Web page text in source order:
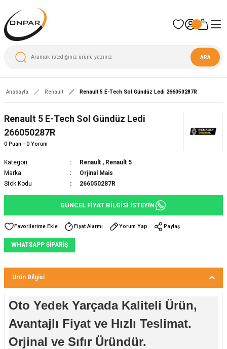
ARA
Anasayfa Renault Renault 5 E-Tech Sol Gündüz Ledi 266050287R
Renault 5 E-Tech Sol Gündüz Ledi
266050287R
0 Puan - 0 Yorum
Kategori Renault , Renault 5
Marka
Orjinal Mais
Stok Kodu
266050287R
GÜNCEL FİYAT BİLGİSİ İSTEYİN
Fiyat Alarmı Yorum Yap Paylaş
WHATSAPP SİPARİŞ
Ürün Bilgisi
Oto Yedek Yarçada Kaliteli Ürün,
Avantajlı Fiyat ve Hızlı Teslimat.
Orjinal ve Sıfır Üründür.